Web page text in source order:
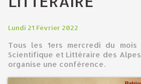
Lundi 21 Février 2022
Tous les 1ers mercredi du mois
Scientifique et Littéraire des
organise une conférence.